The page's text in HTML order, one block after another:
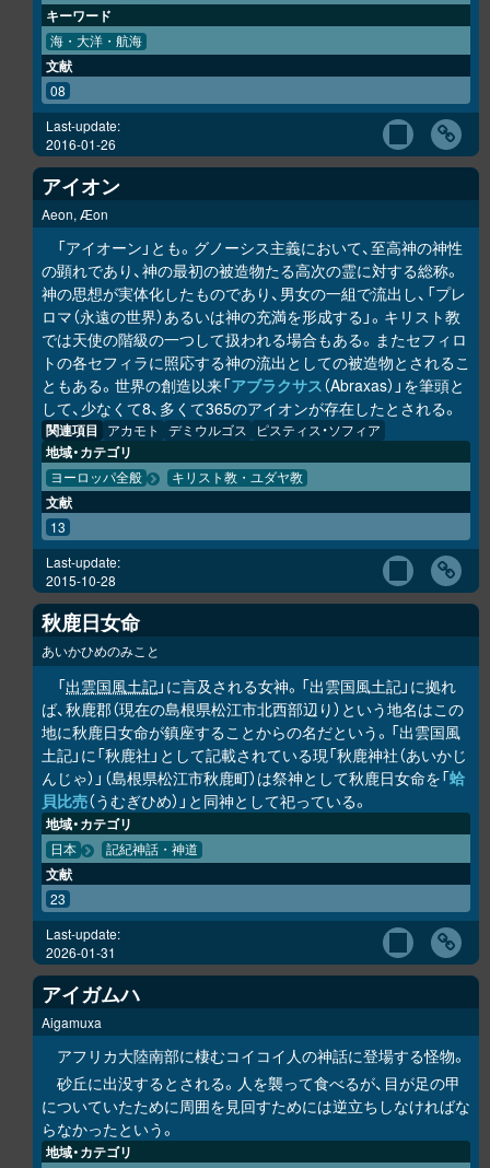
キーワード
海・大洋・航海
文献
08
Last-update:
2016-01-26
アイオン
Aeon, Æon
「アイオーン」とも。グノーシス主義において、至高神の神性
の顕れであり、神の最初の被造物たる高次の霊に対する総称。
神の思想が実体化したものであり、男女の一組で流出し、「プレ
ロマ（永遠の世界）あるいは神の充満を形成する」。キリスト教
では天使の階級の一つして扱われる場合もある。またセフィロ
トの各セフィラに照応する神の流出としての被造物とされるこ
ともある。世界の創造以来「アブラクサス（Abraxas）」を筆頭と
して、少なくて8、多くて365のアイオンが存在したとされる。
関連項目 アカモト デミウルゴス ピスティス・ソフィア
地域・カテゴリ
ヨーロッパ全般 キリスト教・ユダヤ教
文献
13
Last-update:
2015-10-28
秋鹿日女命
あいかひめのみこと
「出雲国風土記」に言及される女神。「出雲国風土記」に拠れ
ば、秋鹿郡（現在の島根県松江市北西部辺り）という地名はこの
地に秋鹿日女命が鎮座することからの名だという。「出雲国風
土記」に「秋鹿社」として記載されている現「秋鹿神社（あいかじ
んじゃ）」（島根県松江市秋鹿町）は祭神として秋鹿日女命を「蛤
貝比売（うむぎひめ）」と同神として祀っている。
地域・カテゴリ
日本 記紀神話・神道
文献
23
Last-update:
2026-01-31
アイガムハ
Aigamuxa
アフリカ大陸南部に棲むコイコイ人の神話に登場する怪物。
砂丘に出没するとされる。人を襲って食べるが、目が足の甲
についていたために周囲を見回すためには逆立ちしなければな
らなかったという。
地域・カテゴリ